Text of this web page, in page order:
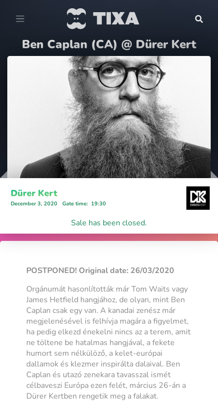
Ben Caplan (CA) @ Dürer Kert
Dürer Kert
December 3, 2020 Gate time: 19:30
Sale has been closed.
POSTPONED! Original date: 26/03/2020
Orgánumát hasonlították már Tom Waits vagy
James Hetfield hangjához, de olyan, mint Ben
Caplan csak egy van. A kanadai zenész már
megjelenésével is felhívja magára a figyelmet,
ha pedig elkezd énekelni nincs az a terem, amit
ne töltene be hatalmas hangjával, a fekete
humort sem nélkülöző, a kelet-európai
dallamok és klezmer inspirálta dalaival. Ben
Caplan és utazó zenekara tavasszal ismét
célbaveszi Európa ezen felét, március 26-án a
Dürer Kertben rengetik meg a falakat.